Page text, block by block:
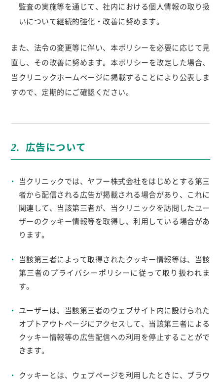
監査の実施等を通じて、社内における個人情報の取り扱
いについて継続的強化・改善に努めます。
また、法令の変更等に伴い、本ポリシーを必要に応じて見
直し、その改善に努めます。本ポリシーを改定した場合、
当クリニックホームページに掲載することにより公表しま
すので、定期的にご確認ください。
2. 広告について
当クリニックでは、ヤフー株式会社をはじめとする第三
者から配信される広告が掲載される場合があり、これに
関連して、当該第三者が、当クリニックを訪問したユー
ザーのクッキー情報等を取得し、利用している場合があ
ります。
当該第三者によって取得されたクッキー情報等は、当該
第三者のプライバシーポリシーに従って取り扱われま
す。
ユーザーは、当該第三者のウェブサイト内に設けられた
オプトアウトページにアクセスして、当該第三者による
クッキー情報等の広告配信への利用を停止することがで
きます。
クッキーとは、ウェブページを利用したときに、ブラウ